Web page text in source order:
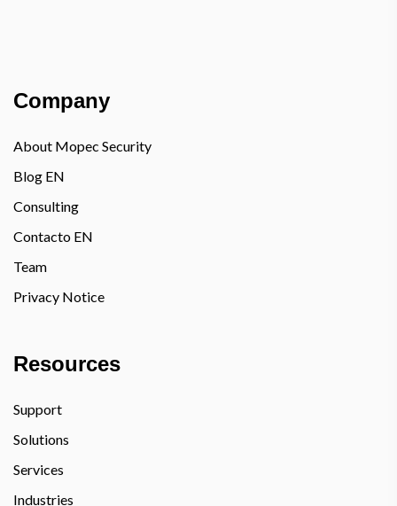
Company
About Mopec Security
Blog EN
Consulting
Contacto EN
Team
Privacy Notice
Resources
Support
Solutions
Services
Industries